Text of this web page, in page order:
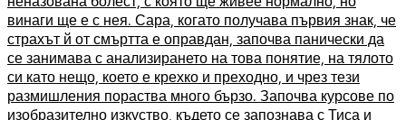
винаги ще е с нея. Сара, когато получава първия знак, че
страхът й от смъртта е оправдан, започва панически да
се занимава с анализирането на това понятие, на тялото
си като нещо, което е крехко и преходно, и чрез тези
размишления пораства много бързо. Започва курсове по
изобразително изкуство, където се запознава с Тиса и